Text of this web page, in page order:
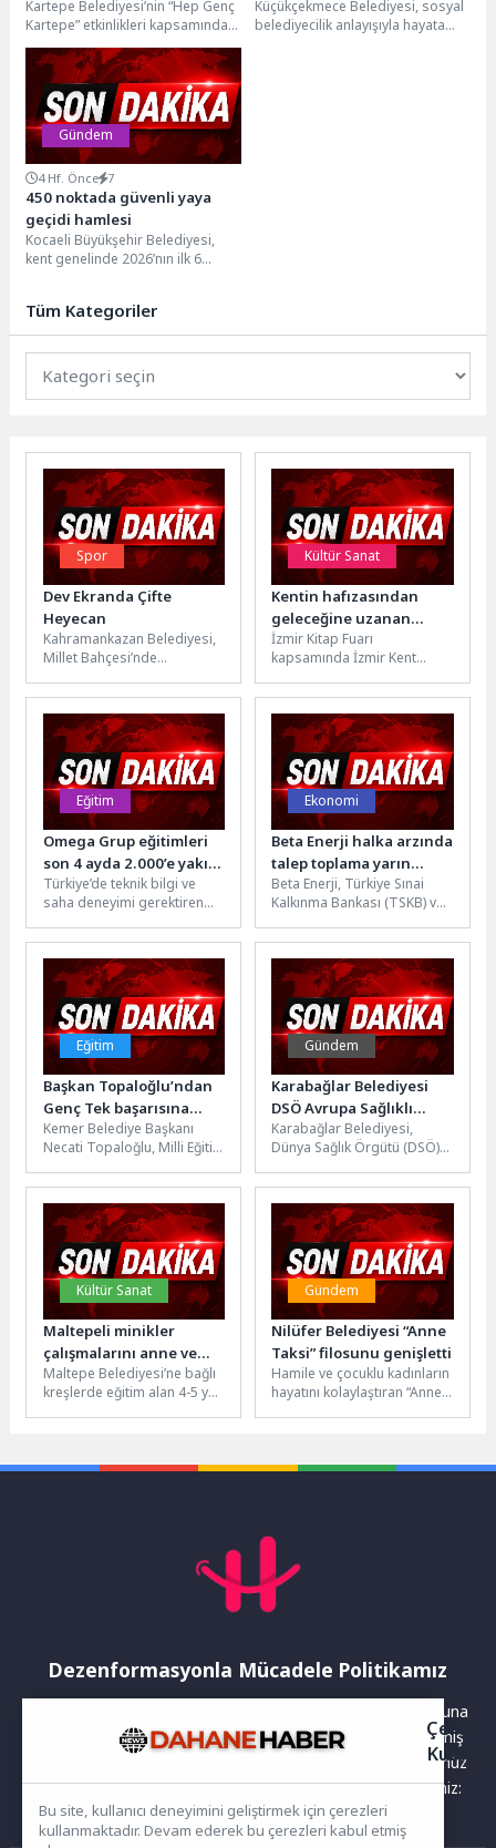
Kartepe Belediyesi’nin “Hep Genç
Kartepe” etkinlikleri kapsamında
yaz boyunca düzenlenen Gençlik
ve Gelişim Kampı, her...
Tatlı Hizmet: “Külah’ta”
Hizmete Açıldı
Küçükçekmece Belediyesi, sosyal
belediyecilik anlayışıyla hayata
Gündem
4 Hf. Önce 7
450 noktada güvenli yaya
geçidi hamlesi
Kocaeli Büyükşehir Belediyesi,
kent genelinde 2026’nın ilk 6
Tüm Kategoriler
Spor
Dev Ekranda Çifte
Heyecan
Kahramankazan Belediyesi,
Millet Bahçesi’nde
etkinliğiyle vatandaşlara
unutulmaz bir gün yaşattı.
Spor coşkusu...
Kültür Sanat
Kentin hafızasından
geleceğine uzanan
yayınlar İzmir Kitap
Fuarı’nda
İzmir Kitap Fuarı
kapsamında İzmir Kent
hazırlanan ve kentin
tarihinden doğasına, kültürel
mirasından...
Eğitim
Omega Grup eğitimleri
son 4 ayda 2.000’e yakın
öğrenciye ulaştı
Türkiye’de teknik bilgi ve
saha deneyimi gerektiren
kaynağına duyulan ihtiyaç
giderek artıyor....
Ekonomi
Beta Enerji halka arzında
talep toplama yarın
başlıyor
Beta Enerji, Türkiye Sınai
Kalkınma Bankası (TSKB) ve
Yatırım Finansman Menkul
Değerler’in (YF)...
Eğitim
Başkan Topaloğlu’ndan
Genç Tek başarısına
tebrik
Kemer Belediye Başkanı
Necati Topaloğlu, Milli Eğitim
düzenlenen 2. Genç Tek
Zirvesi’nde derece...
Gündem
Karabağlar Belediyesi
DSÖ Avrupa Sağlıklı
Şehirler Ağı’nın 2026
Yıllık İş Toplantısı ve
Teknik Konferansı’na
Karabağlar Belediyesi,
Dünya Sağlık Örgütü (DSÖ)
Ağı'nın 2026 Yıllık İş
Toplantısı ve...
Kültür Sanat
Maltepeli minikler
çalışmalarını anne ve
babalarına sergilediler
Maltepe Belediyesi’ne bağlı
kreşlerde eğitim alan 4-5 yaş
yaptıkları...
Gündem
Nilüfer Belediyesi “Anne
Taksi” filosunu genişletti
Hamile ve çocuklu kadınların
hayatını kolaylaştıran “Anne
Dezenformasyonla Mücadele Politikamız
Yayınlanan haberler doğruluk ilkesi gözetilerek hazırlanır. Buna
rağmen bazı içeriklerde eksik, hatalı veya güncelliğini yitirmiş
bilgiler bulunabilir.Yanlış veya yanıltıcı olduğunu düşündüğünüz
haberleri aşağıdaki iletişim kanallarından bize bildirebilirsiniz:
Çerez
Bu site, kullanıcı deneyimini geliştirmek için çerezleri
kullanmaktadır. Devam ederek bu çerezleri kabul etmiş